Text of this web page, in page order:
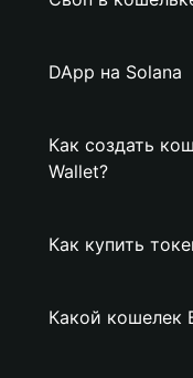
DApp на Solana
Как создать
Wallet?
Как купить
Какой кошелек